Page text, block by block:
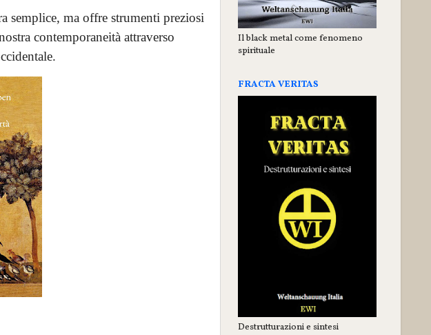
semplice, ma offre strumenti preziosi
contemporaneità attraverso
Il black metal come fenomeno
spirituale
FRACTA VERITAS
Destrutturazioni e sintesi